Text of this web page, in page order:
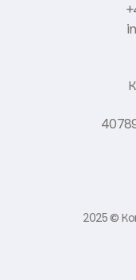
2025 ©